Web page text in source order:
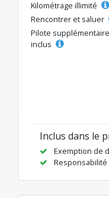
Kilométrage illimité
Rencontrer et saluer
Pilote supplémentaire
inclus
Inclus dans le
Exemption de
Responsabilité